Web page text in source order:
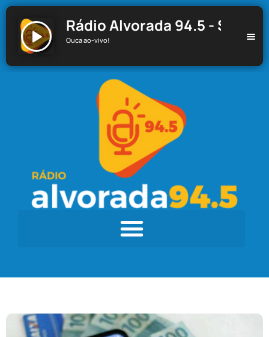
Rádio Alvorada 94.5 - Santa
Ouça ao-vivo!